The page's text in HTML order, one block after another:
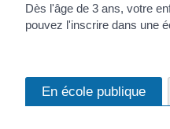
Dès l'âge de 3 ans, votre
pouvez l'inscrire dans une
En école publique